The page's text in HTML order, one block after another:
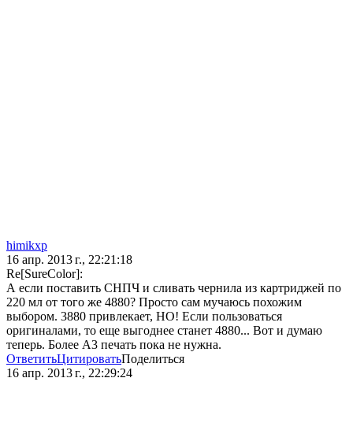
himikxp
16 апр. 2013 г., 22:21:18
Re[SureColor]:
А если поставить СНПЧ и сливать чернила из картриджей по
220 мл от того же 4880? Просто сам мучаюсь похожим
выбором. 3880 привлекает, НО! Если пользоваться
оригиналами, то еще выгоднее станет 4880... Вот и думаю
теперь. Более А3 печать пока не нужна.
ОтветитьЦитироватьПоделиться
16 апр. 2013 г., 22:29:24